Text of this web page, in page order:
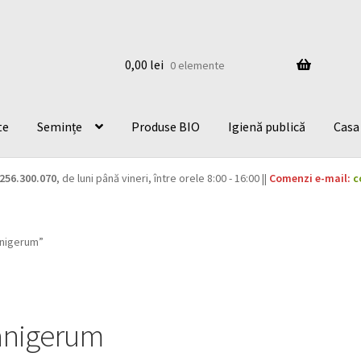
0,00 lei 0 elemente
Semințe Produse BIO Igienă publică
, de luni până vineri, între orele 8:00 - 16:00 || Comenzi e-mail: